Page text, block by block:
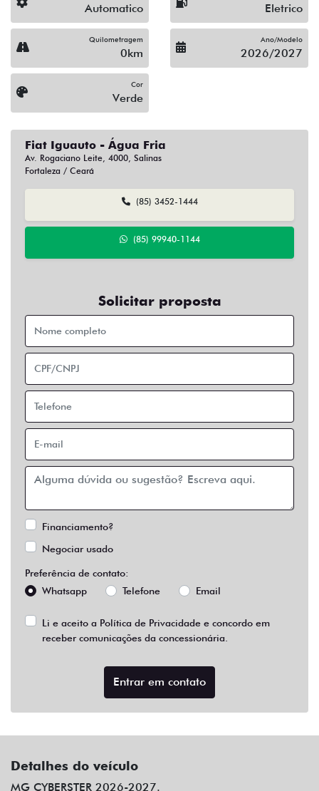
Automatico Eletrico
Quilometragem
0km
Ano/Modelo
2026/2027
Cor
Verde
Fiat Iguauto - Água Fria
Av. Rogaciano Leite, 4000, Salinas
Fortaleza / Ceará
(85) 3452-1444
(85) 99940-1144
Solicitar proposta
Financiamento?
Negociar usado
Preferência de contato:
Whatsapp
Telefone Email
Li e aceito a Política de Privacidade e concordo em
receber comunicações da concessionária.
Entrar em contato
Detalhes do veículo
MG CYBERSTER 2026-2027.